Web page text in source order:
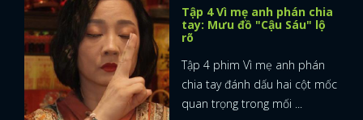
Tập 4 Vì mẹ anh phán chia
tay: Mưu đồ "Cậu Sáu" lộ
rõ
Tập 4 phim Vì mẹ anh phán
chia tay đánh dấu hai cột mốc
quan trọng trong mối ...